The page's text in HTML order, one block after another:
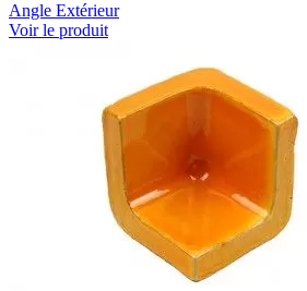
Angle Extérieur
Voir le produit